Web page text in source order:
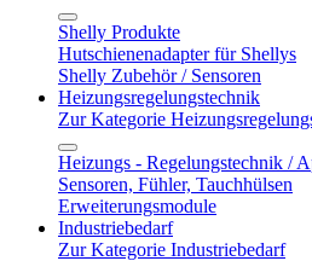
Shelly Produkte
Hutschienenadapter für Shellys
Shelly Zubehör / Sensoren
Heizungsregelungstechnik
Zur Kategorie
Heizungs - Regelungstechnik /
Sensoren, Fühler, Tauchhülsen
Erweiterungsmodule
Industriebedarf
Zur Kategorie Industriebedarf